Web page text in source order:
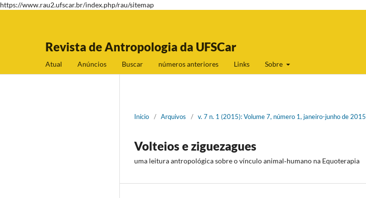
https://www.rau2.ufscar.br/index.php/rau/sitemap
Revista de Antropologia da UFSCar
Atual Anúncios Buscar números anteriores Links Sobre
Início / Arquivos / v. 7 n. 1 (2015): Volume 7, número 1, janeiro-junho de 2015
Volteios e ziguezagues
uma leitura antropológica sobre o vínculo animal‐humano na Equoterapia